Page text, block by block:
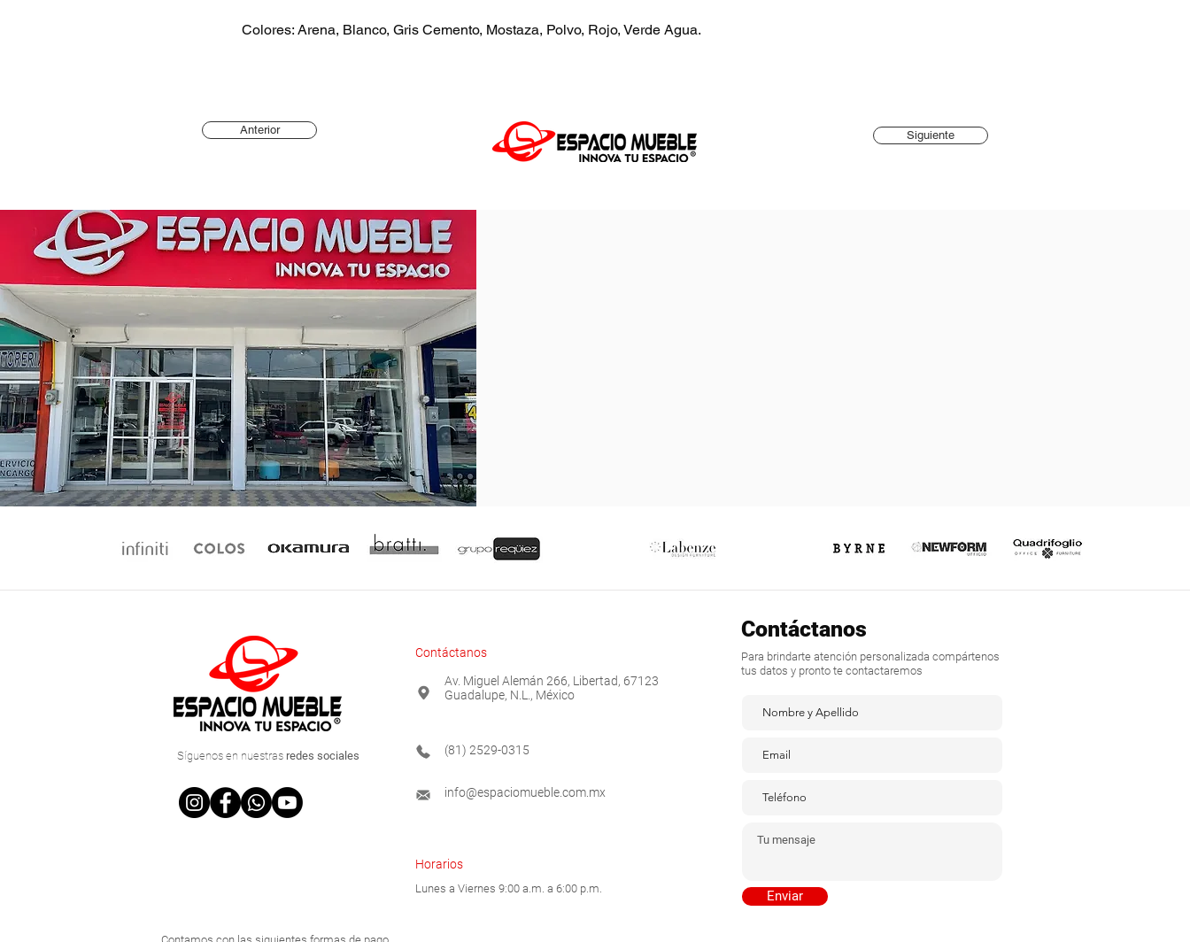
Colores: Arena, Blanco, Gris Cemento, Mostaza, Polvo, Rojo, Verde Agua.
Anterior Siguiente
Síguenos en nuestras redes sociales
Contáctanos
Av. Miguel Alemán 266, Libertad, 67123
Guadalupe, N.L., México
(81) 2529-0315
info@espaciomueble.com.mx
Horarios
Lunes a Viernes 9:00 a.m. a 6:00 p.m.
Contáctanos
Para brindarte atención personalizada compártenos
tus datos y pronto te contactaremos
Enviar